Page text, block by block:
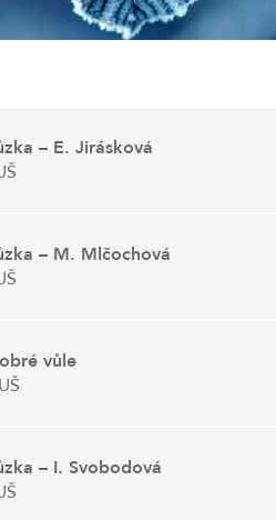
– E. Jirásková
– M. Mlčochová
vůle
– I. Svobodová